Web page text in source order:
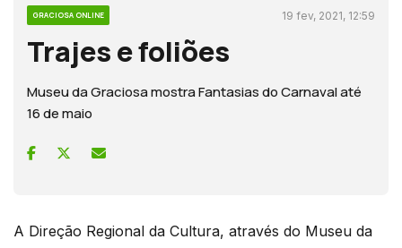
GRACIOSA ONLINE 19 fev, 2021, 12:59
Trajes e foliões
Museu da Graciosa mostra Fantasias do Carnaval até
16 de maio
A Direção Regional da Cultura, através do Museu da